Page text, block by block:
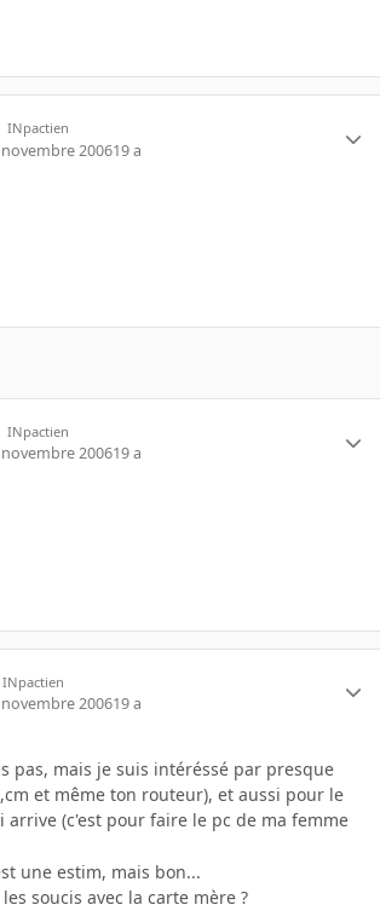
INpactien
novembre 200619 a
INpactien
novembre 200619 a
INpactien
novembre 200619 a
pas, mais je suis intéréssé par presque
et même ton routeur), et aussi pour le
(c'est pour faire le pc de ma femme
une estim, mais bon...
soucis avec la carte mère ?